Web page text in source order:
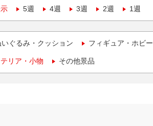
5週 4週 3週 2週 1週
いぐるみ・クッション フィギュア・ホビー
リア・小物 その他景品